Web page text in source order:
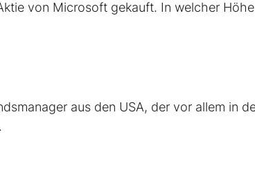
von Microsoft gekauft. In welcher
aus den USA, der vor allem in